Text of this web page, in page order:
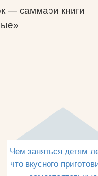
— саммари книги
Чем заняться детям
что вкусного